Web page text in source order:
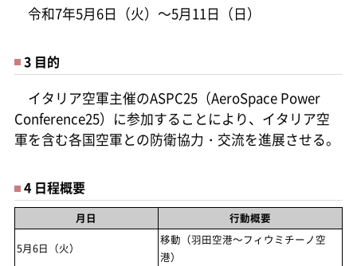
令和7年5月6日（火）～5月11日（日）
3 目的
イタリア空軍主催のASPC25（AeroSpace Power
Conference25）に参加することにより、イタリア空
軍を含む各国空軍との防衛協力・交流を進展させる。
4 日程概要
月日
行動概要
5月6日（火）
移動（羽田空港～フィウミチーノ空
港）